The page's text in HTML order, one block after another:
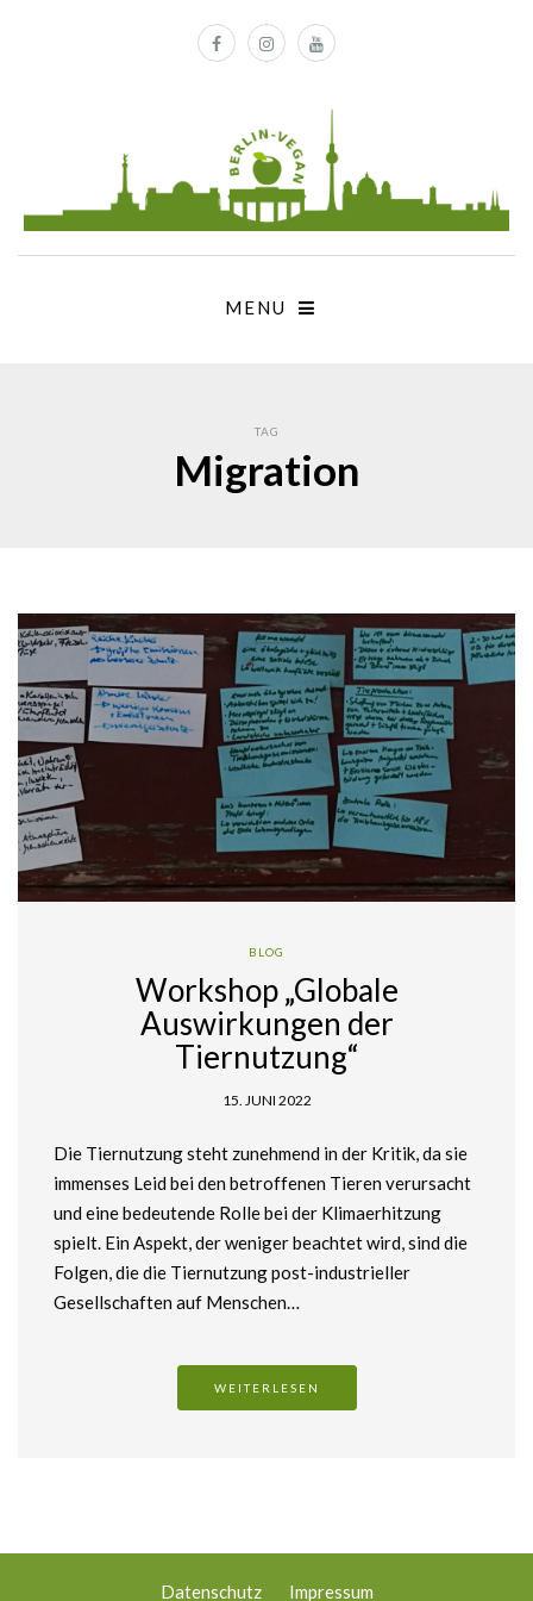
MENU
TAG
Migration
BLOG
Workshop „Globale
Auswirkungen der
Tiernutzung“
15. JUNI 2022
Die Tiernutzung steht zunehmend in der Kritik, da sie
immenses Leid bei den betroffenen Tieren verursacht
und eine bedeutende Rolle bei der Klimaerhitzung
spielt. Ein Aspekt, der weniger beachtet wird, sind die
Folgen, die die Tiernutzung post-industrieller
Gesellschaften auf Menschen…
WEITERLESEN
Datenschutz Impressum